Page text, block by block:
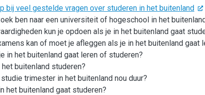
bij veel gestelde vragen over studeren in het buitenland
ben naar een universiteit of hogeschool in het
kun je opdoen als je in het buitenland gaat
kan of moet je afleggen als je in het buitenland gaat
in het buitenland gaat leren of studeren?
buitenland studeren?
trimester in het buitenland nou duur?
het buitenland gaat studeren?